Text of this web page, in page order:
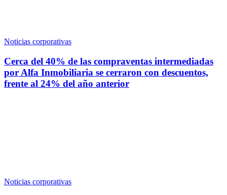
Noticias corporativas
Cerca del 40% de las compraventas intermediadas
por Alfa Inmobiliaria se cerraron con descuentos,
frente al 24% del año anterior
Noticias corporativas